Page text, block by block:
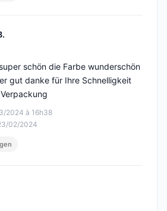
5
2024 à 16h38
02/2024
schön die Farbe wunderschön
gut danke für Ihre Schnelligkeit
5